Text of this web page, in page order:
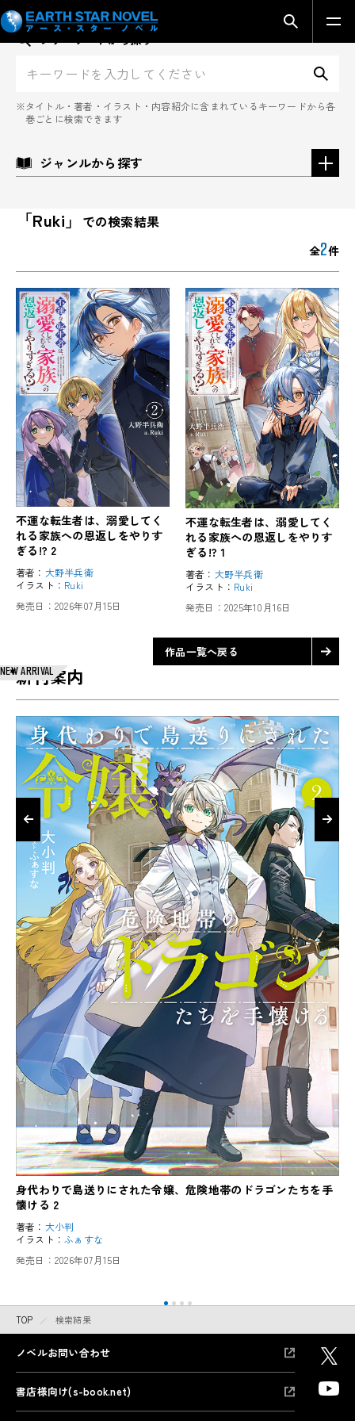
検索モー
フリーワードから探す
タイトル・著者・イラスト・内容紹介に含まれているキーワードから各
巻ごとに検索できます
ジャンルから探す
「Ruki」 での検索結果
全2件
不運な転生者は、溺愛してく
れる家族への恩返しをやりす
ぎる!? 2
著者： 大野半兵衛
イラスト： Ruki
発売日： 2026年07月15日
不運な転生者は、溺愛してく
れる家族への恩返しをやりす
ぎる!? 1
著者： 大野半兵衛
イラスト： Ruki
発売日： 2025年10月16日
作品一覧へ戻る
NEW ARRIVAL
新刊案内
身代わりで島送りにされた令嬢、危険地帯のドラゴンたちを手
懐ける 2
著者： 大小判
イラスト：ふぁすな
発売日： 2026年07月15日
TOP 検索結果
ノベルお問い合わせ
書店様向け(s-book.net)